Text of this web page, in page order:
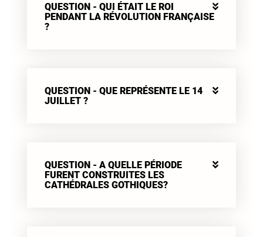
QUESTION - QUI ÉTAIT LE ROI
PENDANT LA RÉVOLUTION FRANÇAISE
?
QUESTION - QUE REPRÉSENTE LE 14
JUILLET ?
QUESTION - A QUELLE PÉRIODE
FURENT CONSTRUITES LES
CATHÉDRALES GOTHIQUES?